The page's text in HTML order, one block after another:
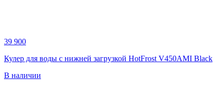
39 900
Кулер для воды с нижней загрузкой HotFrost V450AMI Black
В наличии